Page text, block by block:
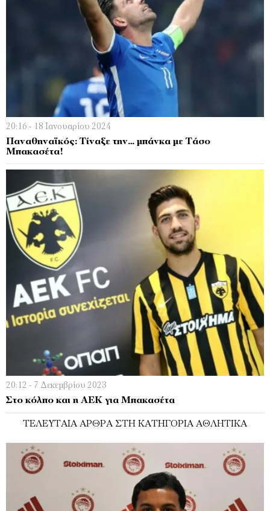
20:16 - 18 Ιανουαρίου 2024
Παναθηναϊκός: Τίναξε την… μπάνκα με Τάσο
Μπακασέτα!
20:12 - 7 Δεκεμβρίου 2023
Στο κόλπο και η ΑΕΚ για Μπακασέτα
ΤΕΛΕΥΤΑΊΑ ΆΡΘΡΑ ΣΤΗ ΚΑΤΗΓΟΡΊΑ ΑΘΛΗΤΙΚΆ